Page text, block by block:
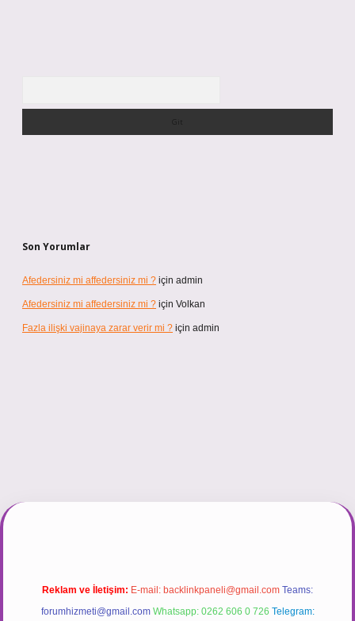
Son Yorumlar
Afedersiniz mi affedersiniz mi ? için admin
Afedersiniz mi affedersiniz mi ? için Volkan
Fazla ilişki vajinaya zarar verir mi ? için admin
Reklam ve İletişim: E-mail: backlinkpaneli@gmail.com Teams:
forumhizmeti@gmail.com Whatsapp: 0262 606 0 726 Telegram: